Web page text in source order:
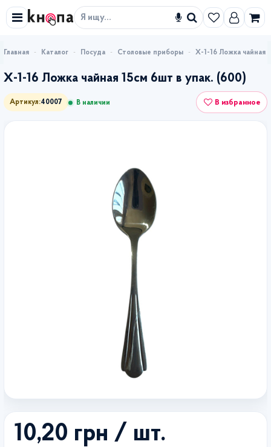
Искать
Каталог Посуда Столовые приборы Х-1-16 Ложка чайная
Х-1-16 Ложка чайная 15см 6шт в упак. (600)
Артикул:40007 В наличии В избранное
10,20 грн / шт.